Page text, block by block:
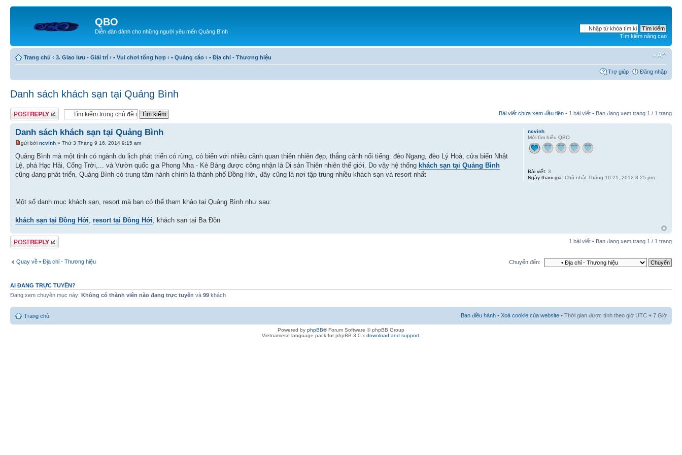
QBO
Diễn đàn dành cho những người yêu mến Quảng Bình
Tìm kiếm nâng cao
Trang chủ ‹ 3. Giao lưu - Giải trí ‹ • Vui chơi tổng hợp ‹ • Quảng cáo ‹ • Địa chỉ - Thương hiệu
Trợ giúp Đăng nhập
Danh sách khách sạn tại Quảng Bình
Gửi bài trả lời Bài viết chưa xem đầu tiên • 1 bài viết • Bạn đang xem trang 1 / 1 trang
Danh sách khách sạn tại Quảng Bình
gửi bởi ncvinh » Thứ 3 Tháng 9 16, 2014 9:15 am
Quảng Bình mà một tỉnh có ngành du lịch phát triển có rừng, có biển với nhiều cảnh quan thiên nhiên đẹp, thắng cảnh nổi tiếng: đèo Ngang, đèo Lý Hoà, cửa biển Nhật
Lệ, phá Hạc Hải, Cổng Trời,... và Vườn quốc gia Phong Nha - Kẻ Bàng được công nhận là Di sản Thiên nhiên thế giới. Do vậy hệ thống khách sạn tại Quảng Bình
cũng đang phát triển, Quảng Bình có trung tâm hành chính là thành phố Đồng Hới, đây cũng là nơi tập trung nhiều khách sạn và resort nhất
Một số danh mục khách sạn, resort mà bạn có thể tham khảo tại Quảng Bình như sau:
khách sạn tại Đồng Hới resort tại Đồng Hới , khách sạn tại Ba Đồn
ncvinh
Mới tìm hiểu QBO
Bài viết: 3
Ngày tham gia: Chủ nhật Tháng 10 21, 2012 8:25 pm
Gửi bài trả lời 1 bài viết • Bạn đang xem trang 1 / 1 trang
Quay về • Địa chỉ - Thương hiệu Chuyển đến:
AI ĐANG TRỰC TUYẾN?
Đang xem chuyên mục này: Không có thành viên nào đang trực tuyến và 99 khách
Trang chủ Ban điều hành • Xoá cookie của website • Thời gian được tính theo giờ UTC + 7 Giờ
Powered by phpBB® Forum Software © phpBB Group
Vietnamese language pack for phpBB 3.0.x download and support.